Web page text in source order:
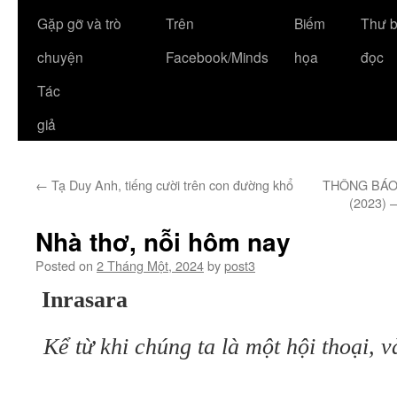
Gặp gỡ và trò
chuyện
Trên
Facebook/Minds
Biếm
họa
Thư
đọc
Tác
giả
← Tạ Duy Anh, tiếng cười trên con đường khổ
THÔNG
(2023)
Nhà thơ, nỗi hôm nay
Posted on 2 Tháng Một, 2024bypost3
Inrasara
Kể từ khi chúng ta là một hội thoại,